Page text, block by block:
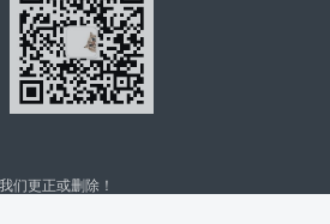
们更正或删除！